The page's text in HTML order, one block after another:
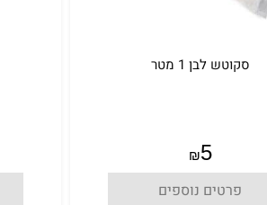
סקוטש לבן 1 מטר
₪5
פרטים נוספים